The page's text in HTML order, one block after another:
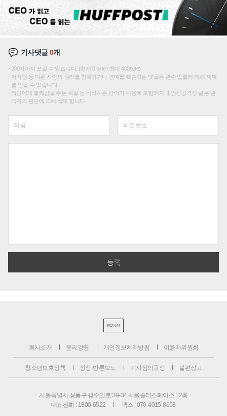
기사댓글0개
200자까지 쓰실 수 있습니다. (현재 0 byte / 최대 400byte)
저작권 등 다른 사람의 권리를 침해하거나 명예를 훼손하는 댓글은 관련 법률에 의해 제재
를 받을 수 있습니다.
타인에게 불쾌감을 주는 욕설 등 비하하는 단어가 내용에 포함되거나 인신공격성 글은 관
리자의 판단에 의해 삭제 합니다.
PC버전
회사소개 윤리강령 개인정보처리방침 이용자위원회
청소년보호정책 정정·반론보도 기사심의규정 불편신고
서울특별시 성동구 성수일로 39-34 서울숲더스페이스 12층
대표전화 : 1800-6522
팩스 : 070-4015-8658